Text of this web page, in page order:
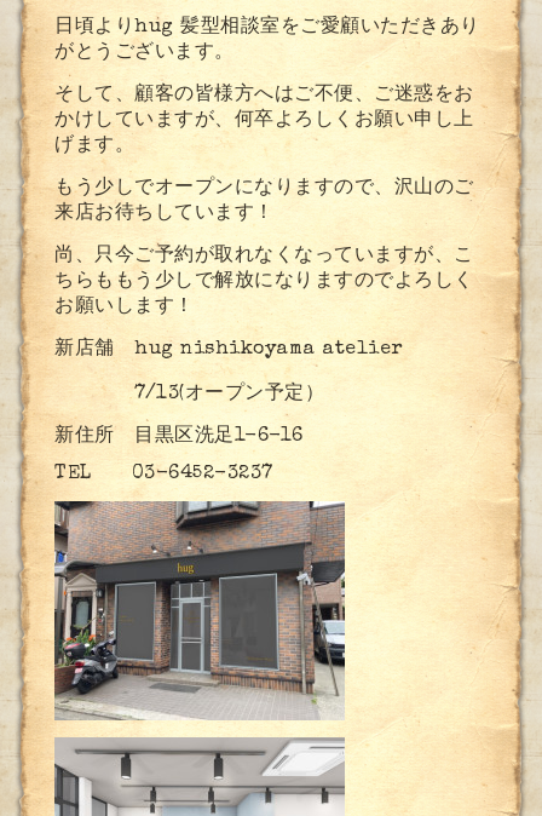
日頃よりhug 髪型相談室をご愛顧いただきあり
がとうございます。
そして、顧客の皆様方へはご不便、ご迷惑をお
かけしていますが、何卒よろしくお願い申し上
げます。
もう少しでオープンになりますので、沢山のご
来店お待ちしています！
尚、只今ご予約が取れなくなっていますが、こ
ちらももう少しで解放になりますのでよろしく
お願いします！
新店舗 hug nishikoyama atelier
7/13(オープン予定）
新住所 目黒区洗足1-6-16
TEL 03-6452-3237